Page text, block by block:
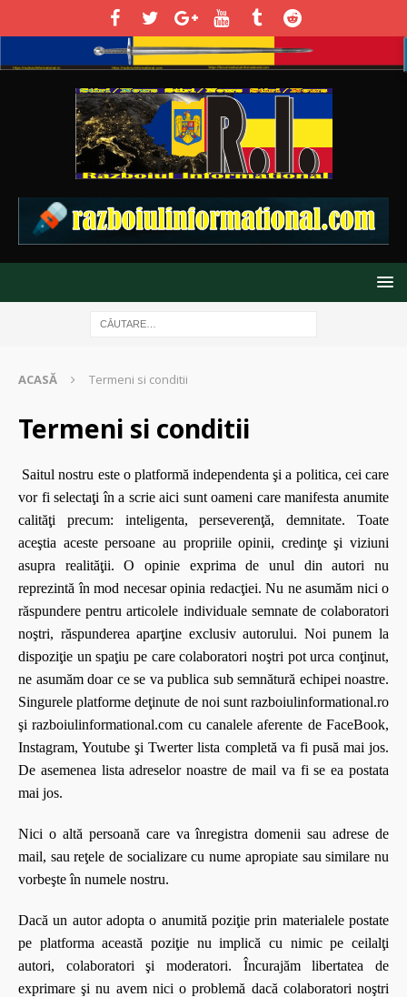
ACASĂ Termeni si conditii
Termeni si conditii
Saitul nostru este o platformă independenta şi a politica, cei care
vor fi selectaţi în a scrie aici sunt oameni care manifesta anumite
calităţi precum: inteligenta, perseverenţă, demnitate. Toate
aceştia aceste persoane au propriile opinii, credinţe şi viziuni
asupra realităţii. O opinie exprima de unul din autori nu
reprezintă în mod necesar opinia redacţiei. Nu ne asumăm nici o
răspundere pentru articolele individuale semnate de colaboratori
noştri, răspunderea aparţine exclusiv autorului. Noi punem la
dispoziţie un spaţiu pe care colaboratori noştri pot urca conţinut,
ne asumăm doar ce se va publica sub semnătură echipei noastre.
Singurele platforme deţinute de noi sunt razboiulinformational.ro
şi razboiulinformational.com cu canalele aferente de FaceBook,
Instagram, Youtube şi Twerter lista completă va fi pusă mai jos.
De asemenea lista adreselor noastre de mail va fi se ea postata
mai jos.
Nici o altă persoană care va înregistra domenii sau adrese de
mail, sau reţele de socializare cu nume apropiate sau similare nu
vorbeşte în numele nostru.
Dacă un autor adopta o anumită poziţie prin materialele postate
pe platforma această poziţie nu implică cu nimic pe ceilalţi
autori, colaboratori şi moderatori. Încurajăm libertatea de
exprimare şi nu avem nici o problemă dacă colaboratori noştri